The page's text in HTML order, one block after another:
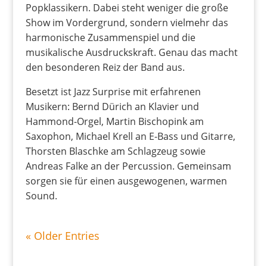
Popklassikern. Dabei steht weniger die große
Show im Vordergrund, sondern vielmehr das
harmonische Zusammenspiel und die
musikalische Ausdruckskraft. Genau das macht
den besonderen Reiz der Band aus.
Besetzt ist Jazz Surprise mit erfahrenen
Musikern: Bernd Dürich an Klavier und
Hammond-Orgel, Martin Bischopink am
Saxophon, Michael Krell an E-Bass und Gitarre,
Thorsten Blaschke am Schlagzeug sowie
Andreas Falke an der Percussion. Gemeinsam
sorgen sie für einen ausgewogenen, warmen
Sound.
« Older Entries